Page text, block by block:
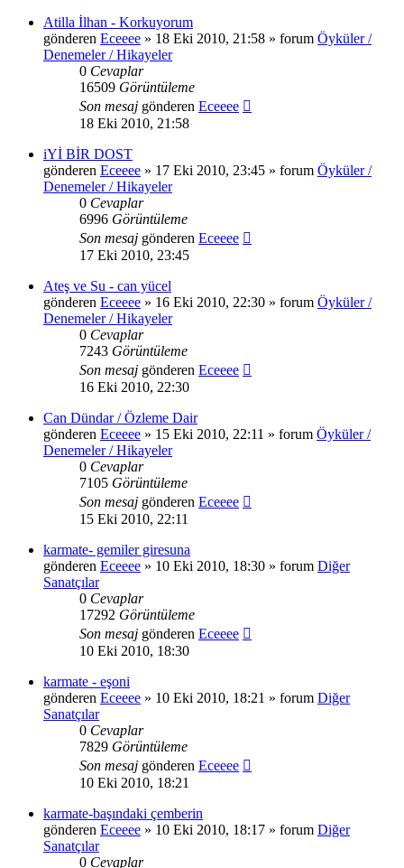
Atilla İlhan - Korkuyorum
gönderen Eceeee » 18 Eki 2010, 21:58 » forum Öyküler /
Denemeler / Hikayeler
0 Cevaplar
16509 Görüntüleme
Son mesaj gönderen Eceeee
18 Eki 2010, 21:58
iYİ BİR DOST
gönderen Eceeee » 17 Eki 2010, 23:45 » forum Öyküler /
Denemeler / Hikayeler
0 Cevaplar
6996 Görüntüleme
Son mesaj gönderen Eceeee
17 Eki 2010, 23:45
Ateş ve Su - can yücel
gönderen Eceeee » 16 Eki 2010, 22:30 » forum Öyküler /
Denemeler / Hikayeler
0 Cevaplar
7243 Görüntüleme
Son mesaj gönderen Eceeee
16 Eki 2010, 22:30
Can Dündar / Özleme Dair
gönderen Eceeee » 15 Eki 2010, 22:11 » forum Öyküler /
Denemeler / Hikayeler
0 Cevaplar
7105 Görüntüleme
Son mesaj gönderen Eceeee
15 Eki 2010, 22:11
karmate- gemiler giresuna
gönderen Eceeee » 10 Eki 2010, 18:30 » forum Diğer
Sanatçılar
0 Cevaplar
17292 Görüntüleme
Son mesaj gönderen Eceeee
10 Eki 2010, 18:30
karmate - eşoni
gönderen Eceeee » 10 Eki 2010, 18:21 » forum Diğer
Sanatçılar
0 Cevaplar
7829 Görüntüleme
Son mesaj gönderen Eceeee
10 Eki 2010, 18:21
karmate-başındaki çemberin
gönderen Eceeee » 10 Eki 2010, 18:17 » forum Diğer
Sanatçılar
0 Cevaplar